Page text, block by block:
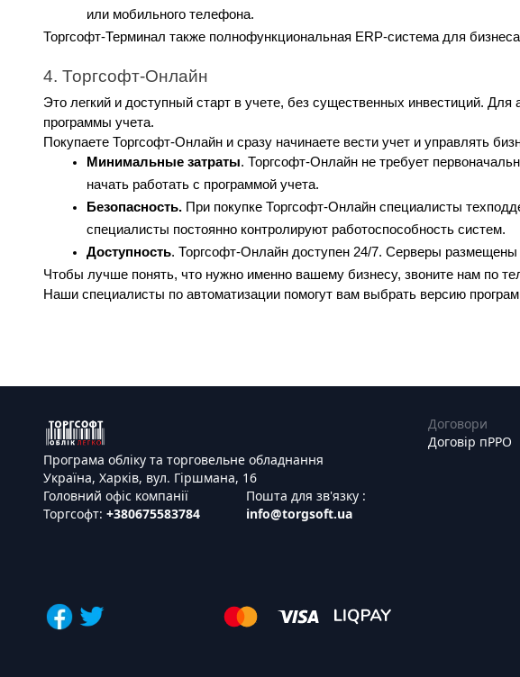
или мобильного телефона.
Торгсофт-Терминал также полнофункциональная ERP-система для
4. Торгсофт-Онлайн
Это легкий и доступный старт в учете, без существенных инвестиций.
программы учета.
Покупаете Торгсофт-Онлайн и сразу начинаете вести учет и управлять
Минимальные затраты. Торгсофт-Онлайн не требует
начать работать с программой учета.
Безопасность. При покупке Торгсофт-Онлайн специалисты
специалисты постоянно контролируют работоспособность систем.
Доступность. Торгсофт-Онлайн доступен 24/7. Серверы
Чтобы лучше понять, что нужно именно вашему бизнесу, звоните нам по
Наши специалисты по автоматизации помогут вам выбрать версию
Програма обліку та торговельне обладнання
Україна, Харків, вул. Гіршмана, 16
Головний офіс компанії
Торгсофт: +380675583784
Пошта для зв'язку :
info@torgsoft.ua
Договори
Договір пРРО